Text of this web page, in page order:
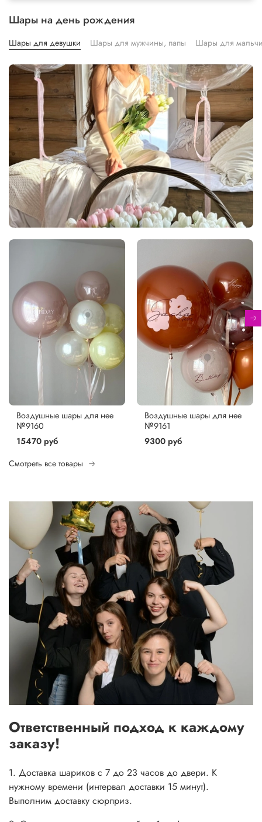
Шары на день рождения
Шары для девушки Шары для мужчины, папы Шары для
Воздушные шары для нее
№9160
15470 руб
Воздушные шары для нее
№9161
9300 руб
Смотреть все товары
Ответственный подход к каждому
заказу!
1. Доставка шариков с 7 до 23 часов до двери. К
нужному времени (интервал доставки 15 минут).
Выполним доставку сюрприз.